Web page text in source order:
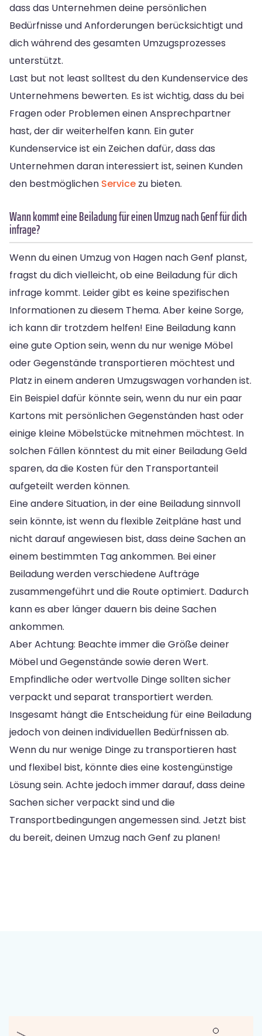
dass das Unternehmen deine persönlichen
Bedürfnisse und Anforderungen berücksichtigt und
dich während des gesamten Umzugsprozesses
unterstützt.
Last but not least solltest du den Kundenservice des
Unternehmens bewerten. Es ist wichtig, dass du bei
Fragen oder Problemen einen Ansprechpartner
hast, der dir weiterhelfen kann. Ein guter
Kundenservice ist ein Zeichen dafür, dass das
Unternehmen daran interessiert ist, seinen Kunden
den bestmöglichen Service zu bieten.
Wann kommt eine Beiladung für einen Umzug nach Genf für dich
infrage?
Wenn du einen Umzug von Hagen nach Genf planst,
fragst du dich vielleicht, ob eine Beiladung für dich
infrage kommt. Leider gibt es keine spezifischen
Informationen zu diesem Thema. Aber keine Sorge,
ich kann dir trotzdem helfen! Eine Beiladung kann
eine gute Option sein, wenn du nur wenige Möbel
oder Gegenstände transportieren möchtest und
Platz in einem anderen Umzugswagen vorhanden ist.
Ein Beispiel dafür könnte sein, wenn du nur ein paar
Kartons mit persönlichen Gegenständen hast oder
einige kleine Möbelstücke mitnehmen möchtest. In
solchen Fällen könntest du mit einer Beiladung Geld
sparen, da die Kosten für den Transportanteil
aufgeteilt werden können.
Eine andere Situation, in der eine Beiladung sinnvoll
sein könnte, ist wenn du flexible Zeitpläne hast und
nicht darauf angewiesen bist, dass deine Sachen an
einem bestimmten Tag ankommen. Bei einer
Beiladung werden verschiedene Aufträge
zusammengeführt und die Route optimiert. Dadurch
kann es aber länger dauern bis deine Sachen
ankommen.
Aber Achtung: Beachte immer die Größe deiner
Möbel und Gegenstände sowie deren Wert.
Empfindliche oder wertvolle Dinge sollten sicher
verpackt und separat transportiert werden.
Insgesamt hängt die Entscheidung für eine Beiladung
jedoch von deinen individuellen Bedürfnissen ab.
Wenn du nur wenige Dinge zu transportieren hast
und flexibel bist, könnte dies eine kostengünstige
Lösung sein. Achte jedoch immer darauf, dass deine
Sachen sicher verpackt sind und die
Transportbedingungen angemessen sind. Jetzt bist
du bereit, deinen Umzug nach Genf zu planen!